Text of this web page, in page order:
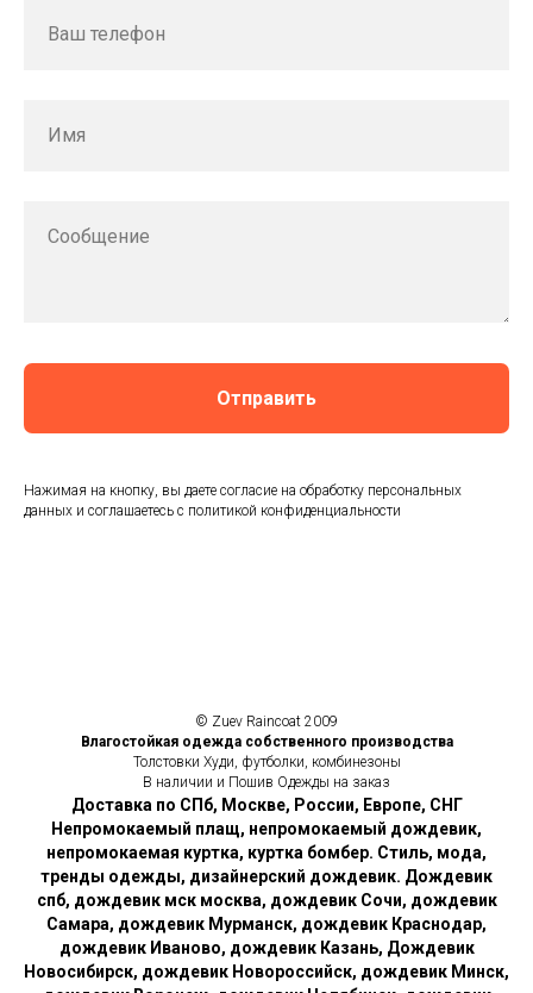
Ваш телефон
Имя
Сообщение
Отправить
Нажимая на кнопку, вы даете согласие на обработку персональных
данных и соглашаетесь c политикой конфиденциальности
© Zuev Raincoat 2009
Влагостойкая одежда собственного производства
Толстовки Худи, футболки, комбинезоны
В наличии и Пошив Одежды на заказ
Доставка по СПб, Москве, России, Европе, СНГ
Непромокаемый плащ, непромокаемый дождевик,
непромокаемая куртка, куртка бомбер. Стиль, мода,
тренды одежды, дизайнерский дождевик. Дождевик
спб, дождевик мск москва, дождевик Сочи, дождевик
Самара, дождевик Мурманск, дождевик Краснодар,
дождевик Иваново, дождевик Казань, Дождевик
Новосибирск, дождевик Новороссийск, дождевик Минск,